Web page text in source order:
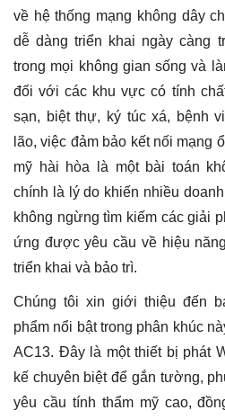
WiFi
Gắn
Tường,
Tốc
1267Mbps
số
lượng
về hệ thống mạng không dây
dễ dàng triển khai ngày càng
trong mọi không gian sống và
đối với các khu vực có tính
sạn, biệt thự, ký túc xá, bệnh
lão, việc đảm bảo kết nối mạng
mỹ hài hòa là một bài toán
chính là lý do khiến nhiều
không ngừng tìm kiếm các giải
ứng được yêu cầu về hiệu
triển khai và bảo trì.
Chúng tôi xin giới thiệu đến
phẩm nổi bật trong phân khúc
AC13. Đây là một thiết bị phát
kế chuyên biệt để gắn tường,
yêu cầu tính thẩm mỹ cao,